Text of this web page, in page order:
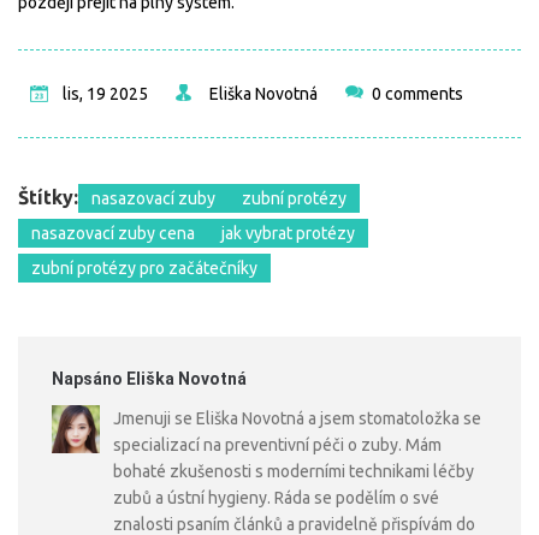
lis, 19 2025 Eliška Novotná 0 comments
Štítky: nasazovací zuby
zubní protézy
nasazovací zuby cena
jak vybrat protézy
zubní protézy pro začátečníky
Napsáno Eliška Novotná
Jmenuji se Eliška Novotná a jsem stomatoložka se
specializací na preventivní péči o zuby. Mám
bohaté zkušenosti s moderními technikami léčby
zubů a ústní hygieny. Ráda se podělím o své
znalosti psaním článků a pravidelně přispívám do